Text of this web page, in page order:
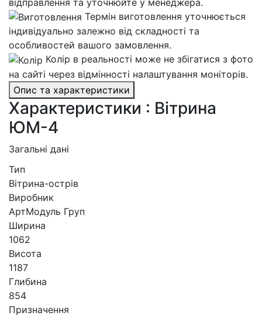
Термін виготовлення уточнюється
індивідуально залежно від складності та
особливостей вашого замовлення.
Колір в реальності може не збігатися з фото
на сайті через відмінності налаштування моніторів.
Опис та характеристики
Характеристики : Вітрина
ЮМ-4
Загальні дані
Тип
Вітрина-острів
Виробник
АртМодуль Груп
Ширина
1062
Висота
1187
Глибина
854
Призначення